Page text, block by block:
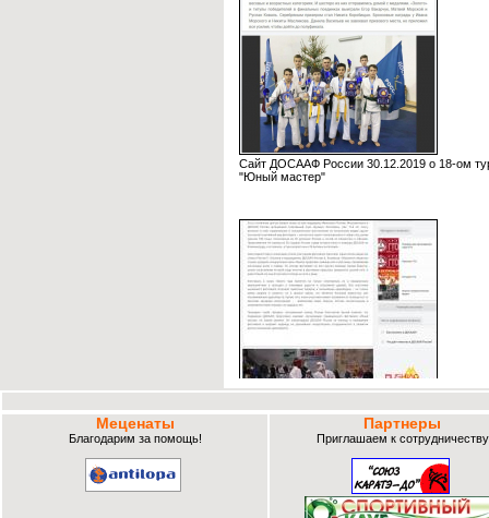
Сайт ДОСААФ России 30.12.2019 о 18-ом
"Юный мастер"
Сайт ДОСААФ России 16.01.19 о 17-ом
"Юный мастер"
Меценаты
Благодарим за помощь!
Партнеры
Приглашаем к